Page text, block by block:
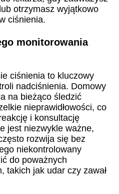
otrzymasz wyjątkowo
ciśnienia.
monitorowania
ciśnienia to kluczowy
nadciśnienia. Domowy
na bieżąco śledzić
nieprawidłowości, co
i konsultację
jest niezwykle ważne,
rozwija się bez
niekontrolowany
do poważnych
takich jak udar czy zawał